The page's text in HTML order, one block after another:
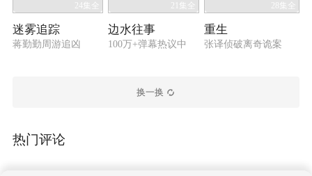
24集全
迷雾追踪
蒋勤勤周游追凶
21集全
边水往事
100万+弹幕热议中
28集全
重生
张译侦破离奇诡案
换一换
热门评论